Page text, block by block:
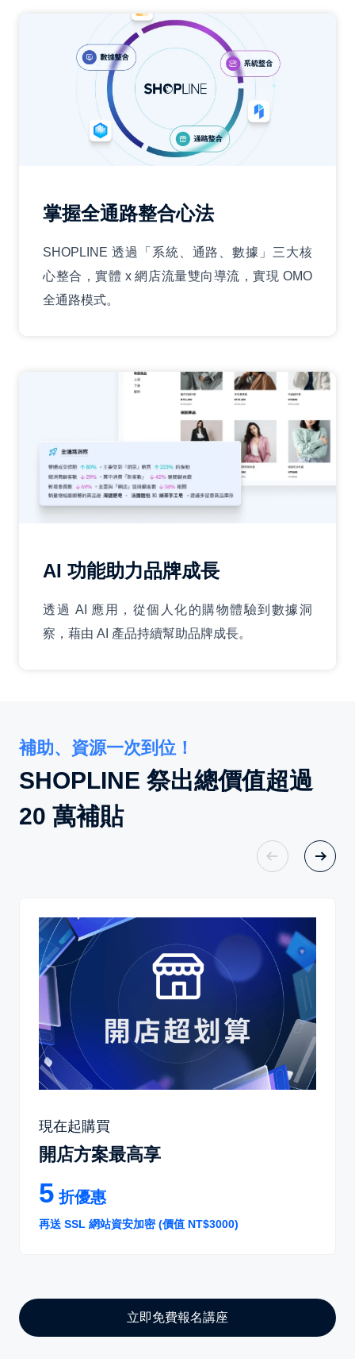
掌握全通路整合心法
SHOPLINE 透過「系統、通路、數據」三大核
心整合，實體 x 網店流量雙向導流，實現 OMO
全通路模式。
AI 功能助力品牌成長
透過 AI 應用，從個人化的購物體驗到數據洞
察，藉由 AI 產品持續幫助品牌成長。
補助、資源一次到位！
SHOPLINE 祭出總價值超過
20 萬補貼
現在起購買
開店方案最高享
5 折優惠
再送 SSL 網站資安加密 (價值 NT$3000)
立即免費報名講座